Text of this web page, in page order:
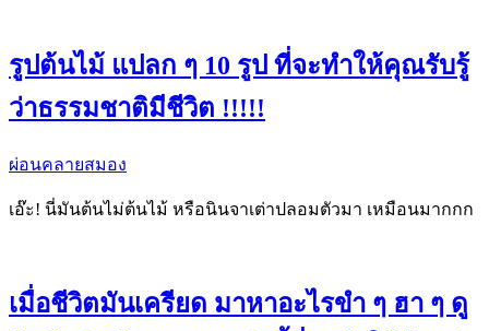
รูปต้นไม้ แปลก ๆ 10 รูป ที่จะทำให้คุณรับรู้
ว่าธรรมชาติมีชีวิต !!!!!
ผ่อนคลายสมอง
เอ๊ะ! นี่มันต้นไม่ต้นไม้ หรือนินจาเต่าปลอมตัวมา เหมือนมากกก
เมื่อชีวิตมันเครียด มาหาอะไรขำ ๆ ฮา ๆ ดู